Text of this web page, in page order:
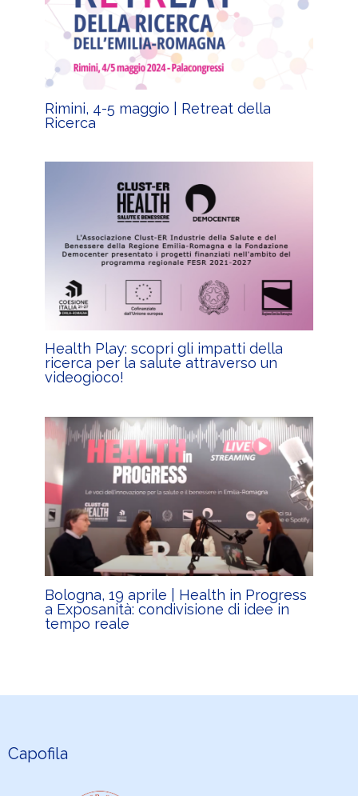
Rimini, 4-5 maggio | Retreat della
Ricerca
Health Play: scopri gli impatti della
ricerca per la salute attraverso un
videogioco!
Bologna, 19 aprile | Health in Progress
a Exposanità: condivisione di idee in
tempo reale
Capofila